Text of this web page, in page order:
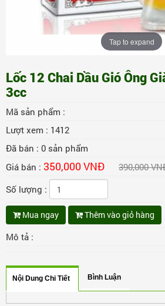
Tap to expand
Lốc 12 Chai Dầu Gió Ông
3cc
Mã sản phẩm :
Lượt xem : 1412
Đã bán : 0 sản phẩm
Giá bán : 350,000 VNĐ 390,000
Số lượng :
Mua ngay Thêm vào giỏ hàng
Mô tả :
Nội Dung Chi Tiết Bình Luận